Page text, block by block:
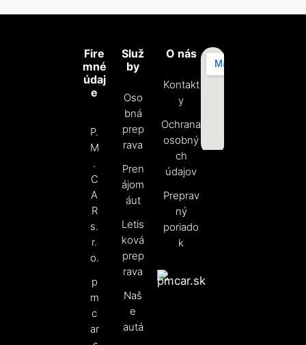
Fire
mné
údaj
e
P.
M
.
C
A
R
s.
r.
o.
p
m
c
ar
Služ
by
Oso
bná
prep
rava
Pren
ájom
áut
Letis
ková
prep
rava
Naš
e
autá
O nás
Kontakt
y
Ochrana
osobný
ch
údajov
Preprav
ný
poriado
k